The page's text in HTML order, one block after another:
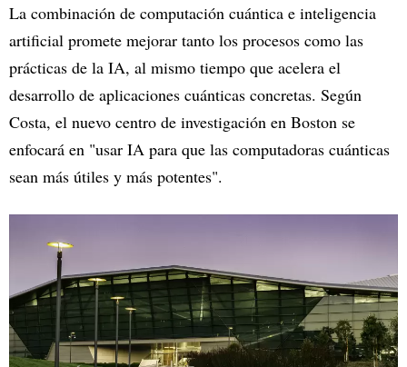
La combinación de computación cuántica e inteligencia
artificial promete mejorar tanto los procesos como las
prácticas de la IA, al mismo tiempo que acelera el
desarrollo de aplicaciones cuánticas concretas. Según
Costa, el nuevo centro de investigación en Boston se
enfocará en "usar IA para que las computadoras cuánticas
sean más útiles y más potentes".